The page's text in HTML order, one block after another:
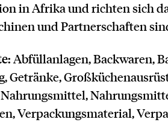
in Afrika und richten sich
und Partnerschaften
Abfüllanlagen, Backwaren,
Getränke,
Verpackungsmaterial,